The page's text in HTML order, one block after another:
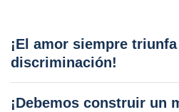
¡El amor siempre
discriminación!
¡Debemos construir un